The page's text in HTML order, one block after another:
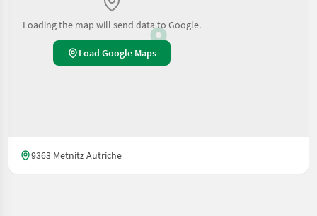
Loading the map will send data to Google.
Load Google Maps
9363 Metnitz Autriche